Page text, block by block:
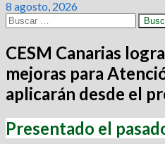
8 agosto, 2026
Buscar:
CESM Canarias
mejoras para
aplicarán desde el
Presentado el